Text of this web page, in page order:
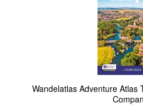
Wandelatlas Adventure Atlas